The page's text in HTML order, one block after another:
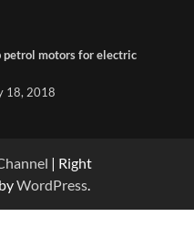
petrol motors for electric
18, 2018
| Right
WordPress.